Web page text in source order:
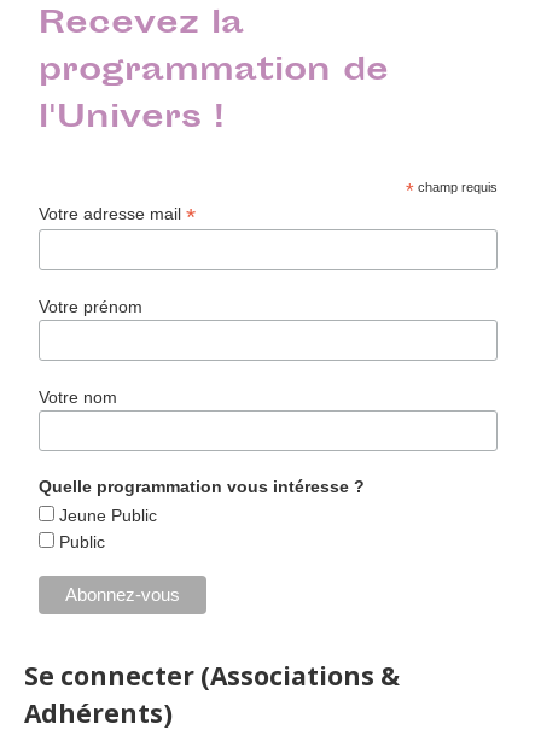
Recevez la
programmation de
l'Univers !
* champ requis
Votre adresse mail*
Votre prénom
Votre nom
Quelle programmation vous intéresse ?
Jeune Public
Public
Se connecter (Associations &
Adhérents)